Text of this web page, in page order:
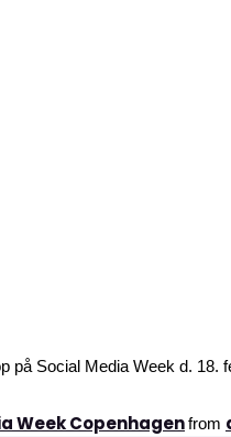
på Social Media Week d.
Week Copenhagenfrom